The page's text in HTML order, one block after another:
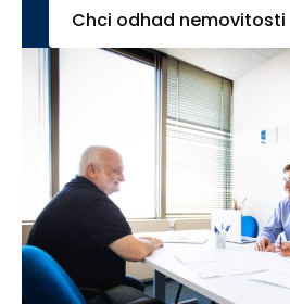
Chci odhad nemovitosti